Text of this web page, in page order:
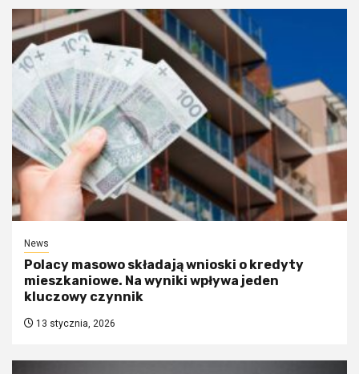
News
Polacy masowo składają wnioski o kredyty
mieszkaniowe. Na wyniki wpływa jeden
kluczowy czynnik
13 stycznia, 2026